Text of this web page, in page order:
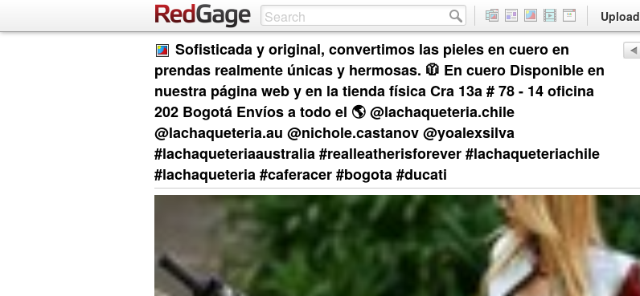
Upload
Sofisticada y original, convertimos las pieles en cuero en
prendas realmente únicas y hermosas. 🧥 En cuero Disponible en
nuestra página web y en la tienda física Cra 13a # 78 - 14 oficina
202 Bogotá Envíos a todo el 🌎 @lachaqueteria.chile
@lachaqueteria.au @nichole.castanov @yoalexsilva
#lachaqueteriaaustralia #realleatherisforever #lachaqueteriachile
#lachaqueteria #caferacer #bogota #ducati